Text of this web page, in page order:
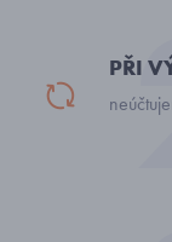
PŘI